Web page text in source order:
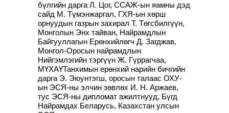
бүлгийн дарга Л. Цог, ССАЖ-ын яамны дэд
сайд М. Түмэнжаргал, ГХЯ-ын хөрш
орнуудын газрын захирал Т. Төгсбилгүүн,
Монголын Энх тайван, Найрамдлын
Байгууллагын Ерөнхийлөгч Д. Загджав,
Монгол-Оросын найрамдлын
Нийгэмлэгийн тэргүүн Ж. Гүррагчаа,
МҮХАҮТанхимын ерөнхий нарийн бичгийн
дарга Э. Эюунтэгш, оросын талаас ОХУ-
ын ЭСЯ-ны элчин зөвлөх И. Н. Аржаев,
тус ЭСЯ-ны дипломат ажилтнууд, Бүгд
Найрамдах Беларусь, Казахстан улсын